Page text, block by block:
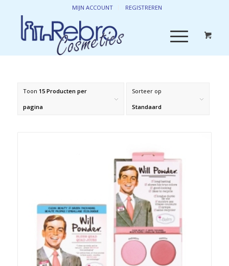
MIJN ACCOUNT REGISTREREN
Sorteer op
Standaard
Toon 15 Producten per
pagina